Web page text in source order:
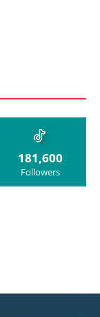
181,600
Followers